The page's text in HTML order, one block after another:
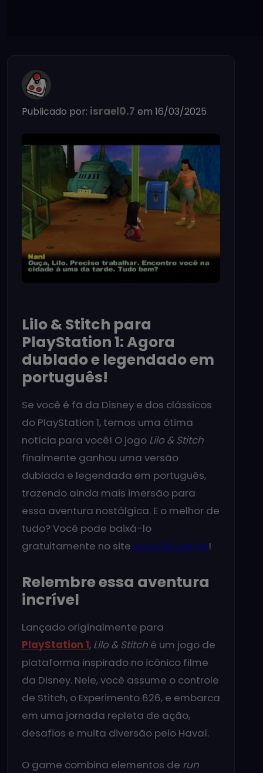
Publicado por: israel0.7 em 16/03/2025
Lilo & Stitch para
PlayStation 1: Agora
dublado e legendado em
português!
Se você é fã da Disney e dos clássicos
do PlayStation 1, temos uma ótima
notícia para você! O jogo Lilo & Stitch
finalmente ganhou uma versão
dublada e legendada em português,
trazendo ainda mais imersão para
essa aventura nostálgica. E o melhor de
tudo? Você pode baixá-lo
gratuitamente no site acao2d.com.br!
Relembre essa aventura
incrível
Lançado originalmente para
PlayStation 1, Lilo & Stitch é um jogo de
plataforma inspirado no icônico filme
da Disney. Nele, você assume o controle
de Stitch, o Experimento 626, e embarca
em uma jornada repleta de ação,
desafios e muita diversão pelo Havaí.
O game combina elementos de run